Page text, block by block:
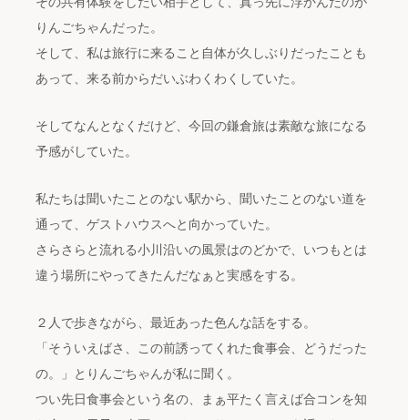
りんごちゃんだった。
そして、私は旅行に来ること自体が久しぶりだったことも
あって、来る前からだいぶわくわくしていた。
そしてなんとなくだけど、今回の鎌倉旅は素敵な旅になる
予感がしていた。
私たちは聞いたことのない駅から、聞いたことのない道を
通って、ゲストハウスへと向かっていた。
さらさらと流れる小川沿いの風景はのどかで、いつもとは
違う場所にやってきたんだなぁと実感をする。
２人で歩きながら、最近あった色んな話をする。
「そういえばさ、この前誘ってくれた食事会、どうだった
の。」とりんごちゃんが私に聞く。
つい先日食事会という名の、まぁ平たく言えば合コンを知